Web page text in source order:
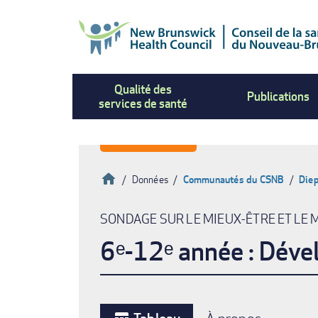
Qualité des
services de santé
Publications
Fil
d'Ariane
Accueil
Données Communautés du CSNB
SONDAGE SUR LE MIEUX-ÊTRE ET LE
6ᵉ-12ᵉ année :